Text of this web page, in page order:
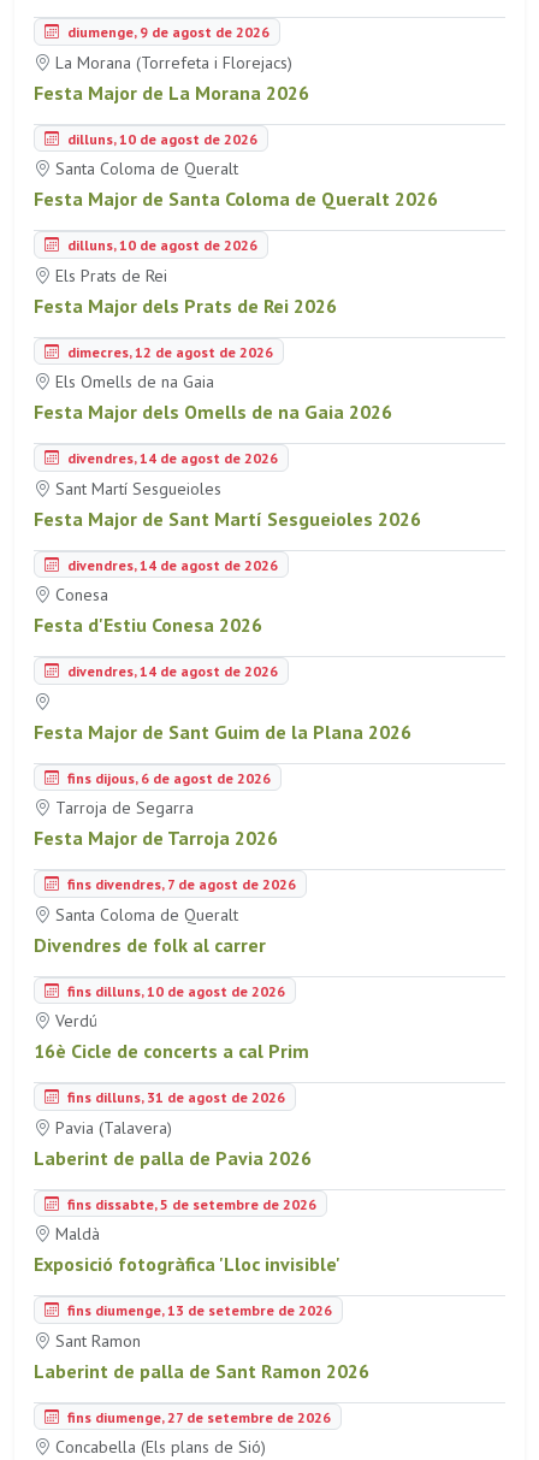
diumenge, 9 de agost de 2026
La Morana (Torrefeta i Florejacs)
Festa Major de La Morana 2026
dilluns, 10 de agost de 2026
Santa Coloma de Queralt
Festa Major de Santa Coloma de Queralt 2026
dilluns, 10 de agost de 2026
Els Prats de Rei
Festa Major dels Prats de Rei 2026
dimecres, 12 de agost de 2026
Els Omells de na Gaia
Festa Major dels Omells de na Gaia 2026
divendres, 14 de agost de 2026
Sant Martí Sesgueioles
Festa Major de Sant Martí Sesgueioles 2026
divendres, 14 de agost de 2026
Conesa
Festa d'Estiu Conesa 2026
divendres, 14 de agost de 2026
Festa Major de Sant Guim de la Plana 2026
fins dijous, 6 de agost de 2026
Tarroja de Segarra
Festa Major de Tarroja 2026
fins divendres, 7 de agost de 2026
Santa Coloma de Queralt
Divendres de folk al carrer
fins dilluns, 10 de agost de 2026
Verdú
16è Cicle de concerts a cal Prim
fins dilluns, 31 de agost de 2026
Pavia (Talavera)
Laberint de palla de Pavia 2026
fins dissabte, 5 de setembre de 2026
Maldà
Exposició fotogràfica 'Lloc invisible'
fins diumenge, 13 de setembre de 2026
Sant Ramon
Laberint de palla de Sant Ramon 2026
fins diumenge, 27 de setembre de 2026
Concabella (Els plans de Sió)